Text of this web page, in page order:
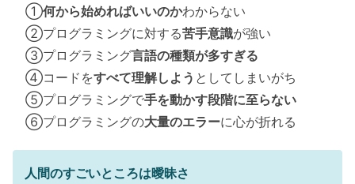
①何から始めればいいのかわからない
②プログラミングに対する苦手意識が強い
③プログラミング言語の種類が多すぎる
④コードをすべて理解しよう としてしまいがち
⑤プログラミングで手を動かす段階に至らない
⑥プログラミングの大量のエラーに心が折れる
人間のすごいところは曖昧さ